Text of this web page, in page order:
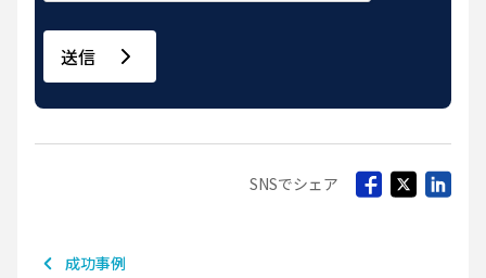
送信
SNSでシェア
成功事例